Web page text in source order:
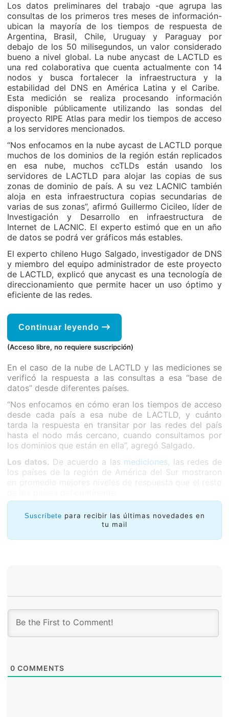
Los datos preliminares del trabajo -que agrupa las
consultas de los primeros tres meses de información-
ubican la mayoría de los tiempos de respuesta de
Argentina, Brasil, Chile, Uruguay y Paraguay por
debajo de los 50 milisegundos, un valor considerado
bueno a nivel global. La nube anycast de LACTLD es
una red colaborativa que cuenta actualmente con 14
nodos y busca fortalecer la infraestructura y la
estabilidad del DNS en América Latina y el Caribe.
Esta medición se realiza procesando información
disponible públicamente utilizando las sondas del
proyecto RIPE Atlas para medir los tiempos de acceso
a los servidores mencionados.
“Nos enfocamos en la nube aycast de LACTLD porque
muchos de los dominios de la región están replicados
en esa nube, muchos ccTLDs están usando los
servidores de LACTLD para alojar las copias de sus
zonas de dominio de país. A su vez LACNIC también
aloja en esta infraestructura copias secundarias de
varias de sus zonas”, afirmó Guillermo Cicileo, líder de
Investigación y Desarrollo en infraestructura de
Internet de LACNIC. El experto estimó que en un año
de datos se podrá ver gráficos más estables.
El experto chileno Hugo Salgado, investigador de DNS
y miembro del equipo administrador de este proyecto
de LACTLD, explicó que anycast es una tecnología de
direccionamiento que permite hacer un uso óptimo y
eficiente de las redes.
Continuar leyendo
(Acceso libre, no requiere suscripción)
En el caso de la nube de LACTLD y las mediciones se
verificó la respuesta a las consultas a esa “base de
datos” desde diferentes países.
“Nos enfocamos en cómo eran los tiempos de acceso
desde cada país a esa nube de LACTLD, y cuánto
tarda la respuesta en transitar por las redes del país
hasta el nodo más cercano, cuando consultamos por
los dominios que están en ella”, agregó Salgado.
Los datos. De acuerdo a las mediciones, las redes de
los países de la región de América del Sur mostraron
Suscríbete para recibir las últimas novedades en
tu mail
0 COMMENTS